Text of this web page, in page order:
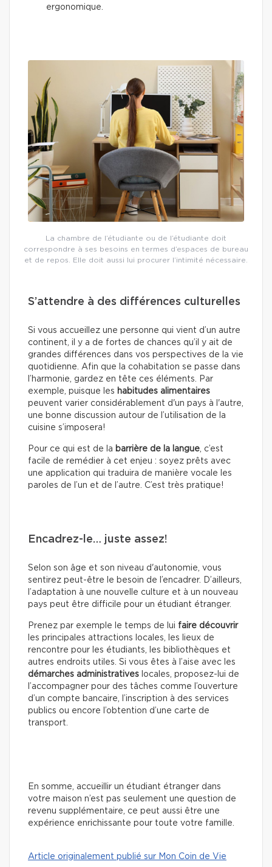
ergonomique.
La chambre de l’étudiante ou de l’étudiante doit
correspondre à ses besoins en termes d’espaces de bureau
et de repos. Elle doit aussi lui procurer l’intimité nécessaire.
S’attendre à des différences culturelles
Si vous accueillez une personne qui vient d’un autre
continent, il y a de fortes de chances qu’il y ait de
grandes différences dans vos perspectives de la vie
quotidienne. Afin que la cohabitation se passe dans
l’harmonie, gardez en tête ces éléments. Par
exemple, puisque les habitudes alimentaires
peuvent varier considérablement d'un pays à l'autre,
une bonne discussion autour de l’utilisation de la
cuisine s’imposera!
Pour ce qui est de la barrière de la langue, c’est
facile de remédier à cet enjeu : soyez prêts avec
une application qui traduira de manière vocale les
paroles de l’un et de l’autre. C’est très pratique!
Encadrez-le… juste assez!
Selon son âge et son niveau d'autonomie, vous
sentirez peut-être le besoin de l’encadrer. D’ailleurs,
l’adaptation à une nouvelle culture et à un nouveau
pays peut être difficile pour un étudiant étranger.
Prenez par exemple le temps de lui faire découvrir
les principales attractions locales, les lieux de
rencontre pour les étudiants, les bibliothèques et
autres endroits utiles. Si vous êtes à l’aise avec les
démarches administratives locales, proposez-lui de
l’accompagner pour des tâches comme l’ouverture
d’un compte bancaire, l’inscription à des services
publics ou encore l’obtention d’une carte de
transport.
En somme, accueillir un étudiant étranger dans
votre maison n’est pas seulement une question de
revenu supplémentaire, ce peut aussi être une
expérience enrichissante pour toute votre famille.
Article originalement publié sur Mon Coin de Vie